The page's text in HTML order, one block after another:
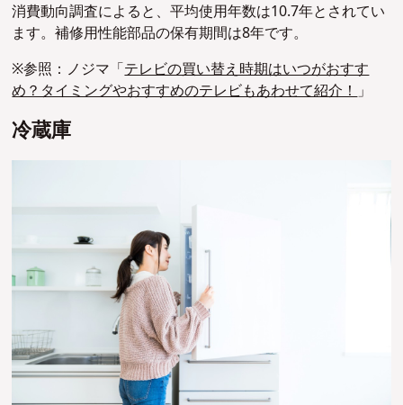
消費動向調査によると、平均使用年数は10.7年とされてい
ます。補修用性能部品の保有期間は8年です。
※参照：ノジマ「テレビの買い替え時期はいつがおすす
め？タイミングやおすすめのテレビもあわせて紹介！」
冷蔵庫